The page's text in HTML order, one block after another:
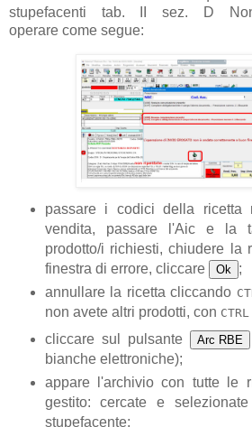
stupefacenti tab. II sez. D
operare come segue:
passare i codici della ricetta
vendita, passare l'Aic e la
prodotto/i richiesti, chiudere la
finestra di errore, cliccare
Ok
;
annullare la ricetta cliccando
non avete altri prodotti, con
cliccare sul pulsante
Arc RBE
bianche elettroniche);
appare l'archivio con tutte le
gestito: cercate e
stupefacente;